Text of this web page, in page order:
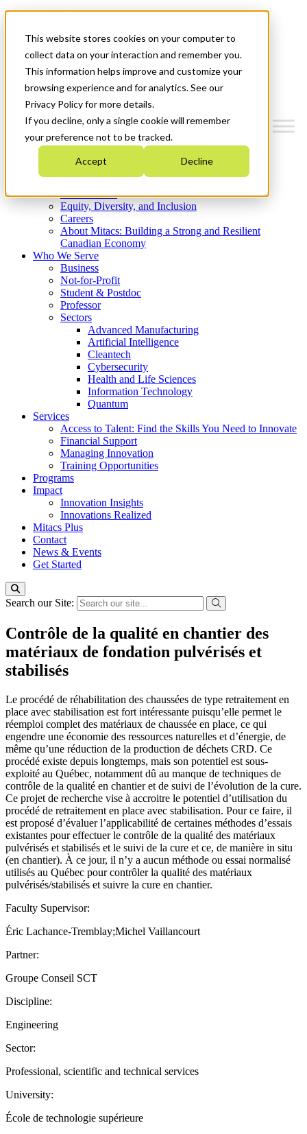
This website stores cookies on your computer to
collect data on your interaction and remember you.
This information helps improve and customize your
browsing experience and for analytics. See our
Privacy Policy for more details.
If you decline, only a single cookie will remember
your preference not to be tracked.
Accept Decline
News & Events
Get Started
Menu
Who We Are
Strategic Plan 2026-2030
What We Do
Equity, Diversity, and Inclusion
Careers
About Mitacs: Building a Strong and Resilient
Canadian Economy
Who We Serve
Business
Not-for-Profit
Student & Postdoc
Professor
Sectors
Advanced Manufacturing
Artificial Intelligence
Cleantech
Cybersecurity
Health and Life Sciences
Information Technology
Quantum
Services
Access to Talent: Find the Skills You Need to Innovate
Financial Support
Managing Innovation
Training Opportunities
Programs
Impact
Innovation Insights
Innovations Realized
Mitacs Plus
Contact
News & Events
Get Started
Search our Site:
Contrôle de la qualité en chantier des
matériaux de fondation pulvérisés et
stabilisés
Le procédé de réhabilitation des chaussées de type retraitement en
place avec stabilisation est fort intéressante puisqu’elle permet le
réemploi complet des matériaux de chaussée en place, ce qui
engendre une économie des ressources naturelles et d’énergie, de
même qu’une réduction de la production de déchets CRD. Ce
procédé existe depuis longtemps, mais son potentiel est sous-
exploité au Québec, notamment dû au manque de techniques de
contrôle de la qualité en chantier et de suivi de l’évolution de la cure.
Ce projet de recherche vise à accroitre le potentiel d’utilisation du
procédé de retraitement en place avec stabilisation. Pour ce faire, il
est proposé d’évaluer l’applicabilité de certaines méthodes d’essais
existantes pour effectuer le contrôle de la qualité des matériaux
pulvérisés et stabilisés et le suivi de la cure et ce, de manière in situ
(en chantier). À ce jour, il n’y a aucun méthode ou essai normalisé
utilisés au Québec pour contrôler la qualité des matériaux
pulvérisés/stabilisés et suivre la cure en chantier.
Faculty Supervisor:
Éric Lachance-Tremblay;Michel Vaillancourt
Partner:
Groupe Conseil SCT
Discipline:
Engineering
Sector:
Professional, scientific and technical services
University:
École de technologie supérieure